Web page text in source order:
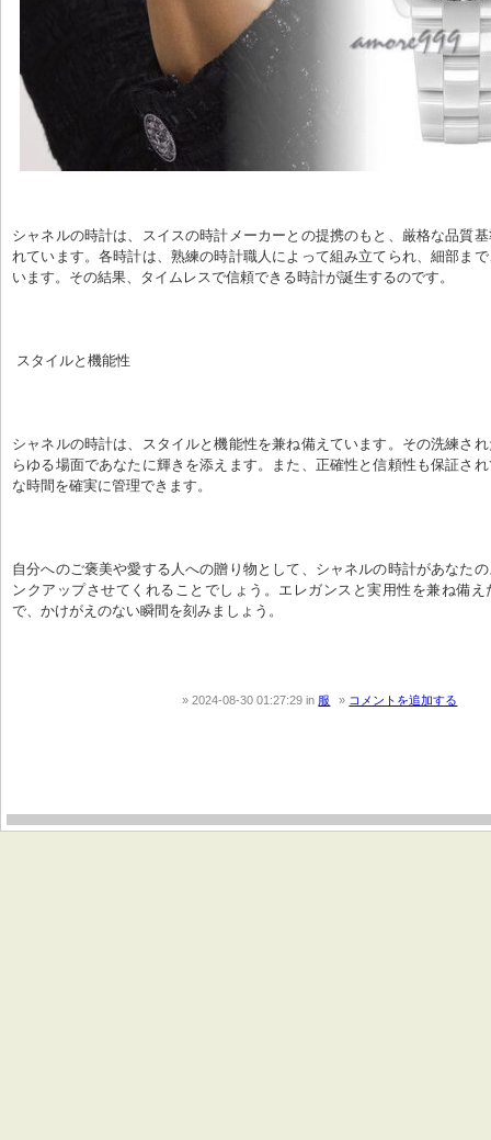
シャネルの時計は、スイスの時計メーカーとの提携のもと、厳格な品質
れています。各時計は、熟練の時計職人によって組み立てられ、細部ま
います。その結果、タイムレスで信頼できる時計が誕生するのです。
スタイルと機能性
シャネルの時計は、スタイルと機能性を兼ね備えています。その洗練さ
らゆる場面であなたに輝きを添えます。また、正確性と信頼性も保証さ
な時間を確実に管理できます。
自分へのご褒美や愛する人への贈り物として、シャネルの時計があなた
ンクアップさせてくれることでしょう。エレガンスと実用性を兼ね備え
で、かけがえのない瞬間を刻みましょう。
2024-08-30 01:27:29in 服 コメントを追加する